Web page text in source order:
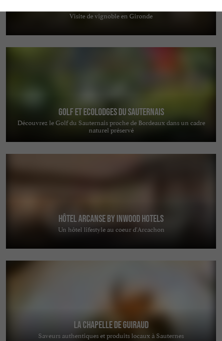
Visite de vignoble en Gironde
Golf et Ecolodges du Sauternais
Découvrez le Golf du Sauternais proche de Bordeaux dans un cadre
naturel préservé
Hôtel Arcanse by Inwood Hotels
Un hôtel lifestyle au coeur d'Arcachon
La Chapelle de Guiraud
Saveurs authentiques et produits locaux à Sauternes